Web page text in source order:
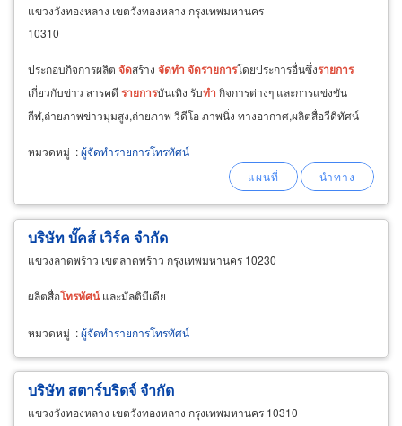
แขวงวังทองหลาง เขตวังทองหลาง กรุงเทพมหานคร
10310
ประกอบกิจการผลิต จัดสร้าง จัดทำ จัดรายการโดยประการอื่นซึ่งรายการ
เกี่ยวกับข่าว สารคดี รายการบันเทิง รับทำ กิจการต่างๆ และการแข่งขัน
กีฬ,ถ่ายภาพข่าวมุมสูง,ถ่ายภาพ วิดีโอ ภาพนิ่ง ทางอากาศ,ผลิตสื่อวีดิทัศน์
หมวดหมู่ :ผู้จัดทำรายการโทรทัศน์
บริษัท บั๊คส์ เวิร์ค จำกัด
แขวงลาดพร้าว เขตลาดพร้าว กรุงเทพมหานคร 10230
ผลิตสื่อโทรทัศน์และมัลติมีเดีย
หมวดหมู่ :ผู้จัดทำรายการโทรทัศน์
บริษัท สตาร์บริดจ์ จำกัด
แขวงวังทองหลาง เขตวังทองหลาง กรุงเทพมหานคร 10310